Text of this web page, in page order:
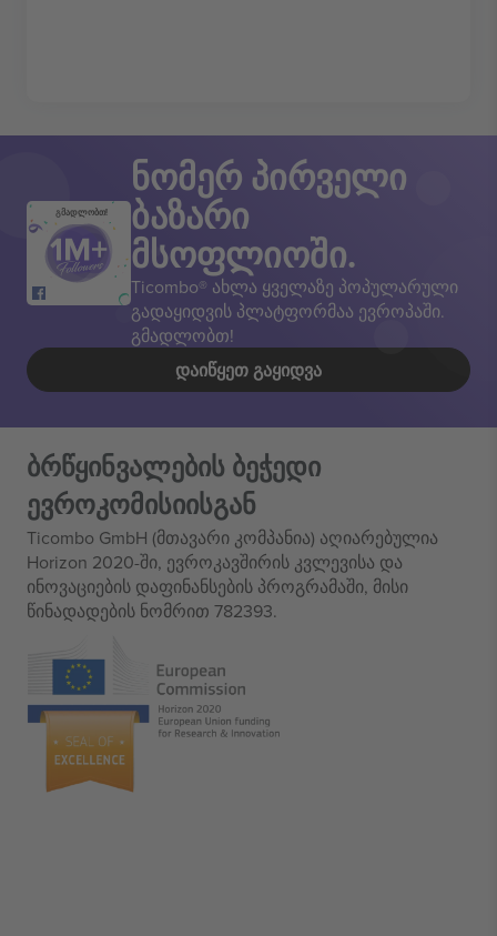
გმადლობთ!
ნომერ პირველი
ბაზარი
მსოფლიოში.
Ticombo® ახლა ყველაზე პოპულარული
გადაყიდვის პლატფორმაა ევროპაში.
გმადლობთ!
ᲓᲐᲘᲬᲧᲔᲗ ᲒᲐᲧᲘᲓᲕᲐ
ბრწყინვალების ბეჭედი
ევროკომისიისგან
Ticombo GmbH (მთავარი კომპანია) აღიარებულია
Horizon 2020-ში, ევროკავშირის კვლევისა და
ინოვაციების დაფინანსების პროგრამაში, მისი
წინადადების ნომრით 782393.